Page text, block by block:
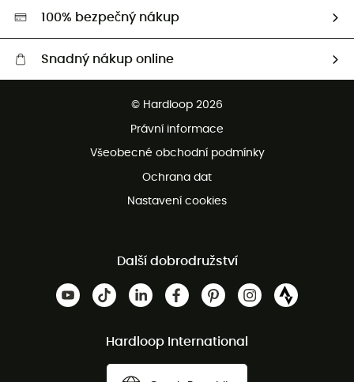
HardGreen
100% bezpečný nákup
Snadný nákup online
Bezplatná zákaznická služba
© Hardloop 2026
Právní informace
Všeobecné obchodní podmínky
Ochrana dat
Nastavení cookies
Další dobrodružství
Hardloop International